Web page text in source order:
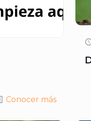
Conocer más